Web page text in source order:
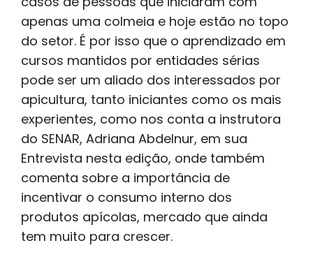
apenas uma colmeia e hoje estão no topo
do setor. É por isso que o aprendizado em
cursos mantidos por entidades sérias
pode ser um aliado dos interessados por
apicultura, tanto iniciantes como os mais
experientes, como nos conta a instrutora
do SENAR, Adriana Abdelnur, em sua
Entrevista nesta edição, onde também
comenta sobre a importância de
incentivar o consumo interno dos
produtos apícolas, mercado que ainda
tem muito para crescer.